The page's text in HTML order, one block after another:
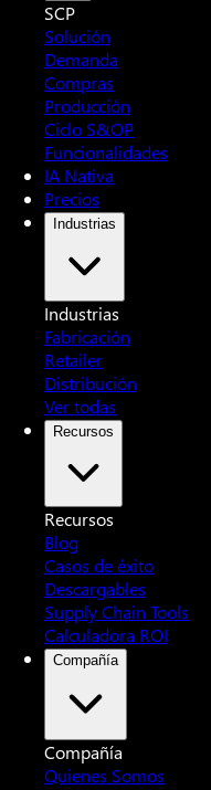
SCP
Solución
Demanda
Compras
Producción
Ciclo S&OP
Funcionalidades
IA Nativa
Precios
Industrias
Industrias
Fabricación
Retailer
Distribución
Ver todas
Recursos
Recursos
Blog
Casos de éxito
Descargables
Supply Chain Tools
Calculadora ROI
Compañía
Compañía
Quienes Somos